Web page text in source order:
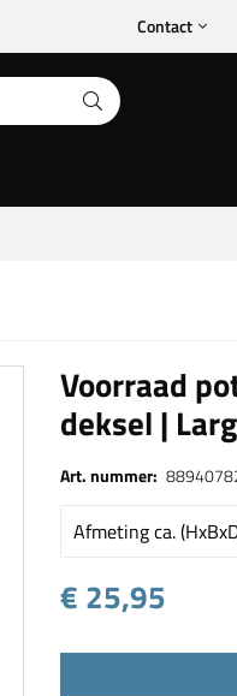
Contact
Voorraad
deksel |
Art. nummer:
Afmeting ca.
€ 25,95